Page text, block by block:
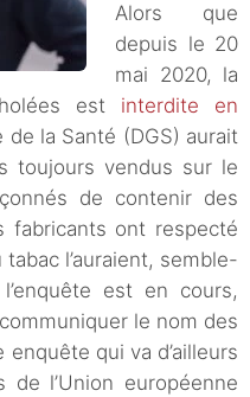
Alors que
depuis le 20
mai 2020, la
est interdite en
la Santé (DGS) aurait
toujours vendus sur le
de contenir des
fabricants ont respecté
l’auraient, semble-
est en cours,
le nom des
qui va d’ailleurs
l’Union européenne